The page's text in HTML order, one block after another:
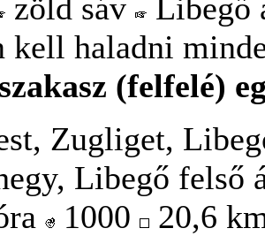
zöld sáv
Libegő
kell haladni
(felfelé)
Zugliget,
Libegő felső
1000 20,6